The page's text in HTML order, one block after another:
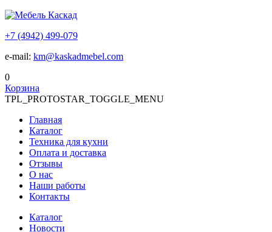
+7 (4942) 499-079
e-mail: km@kaskadmebel.com
0
Корзина
TPL_PROTOSTAR_TOGGLE_MENU
Главная
Каталог
Техника для кухни
Оплата и доставка
Отзывы
О нас
Наши работы
Контакты
Каталог
Новости